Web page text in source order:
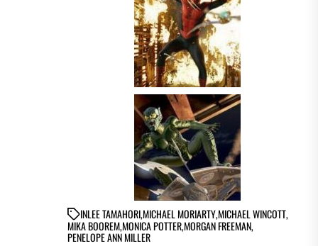
INLEE TAMAHORI,MICHAEL MORIARTY,MICHAEL WINCOTT,
MIKA BOOREM,MONICA POTTER,MORGAN FREEMAN,
PENELOPE ANN MILLER